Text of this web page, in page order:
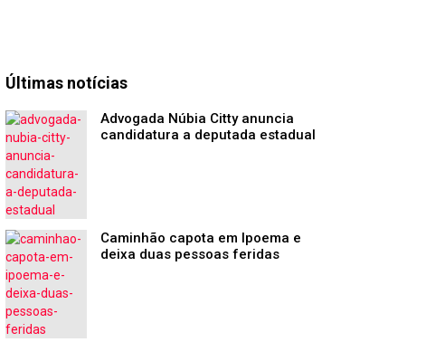
Últimas notícias
Advogada Núbia Citty anuncia
candidatura a deputada estadual
Caminhão capota em Ipoema e
deixa duas pessoas feridas